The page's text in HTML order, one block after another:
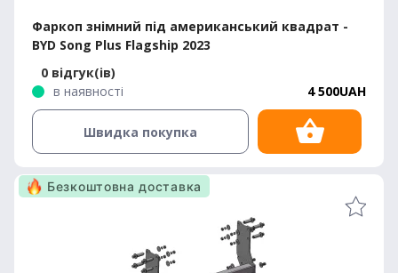
Фаркоп знімний під американський квадрат -
BYD Song Plus Flagship 2023
0 відгук(ів)
в наявності
4 500UAH
Швидка покупка
Безкоштовна доставка